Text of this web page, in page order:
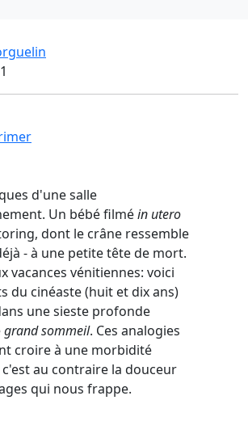
d'une salle
Un bébé filméin utero
dont le crâne ressemble
- à une petite tête de mort.
vacances vénitiennes: voici
du cinéaste (huit et dix ans)
une sieste profonde
grand sommeil. Ces analogies
croire à une morbidité
c'est au contraire la douceur
qui nous frappe.